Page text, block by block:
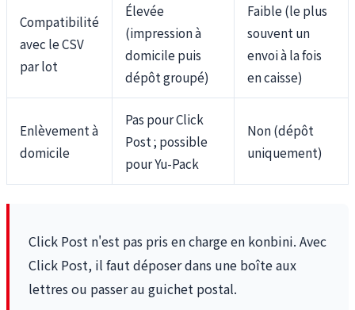
Compatibilité
avec le CSV
par lot
Élevée
(impression à
domicile puis
dépôt groupé)
Faible (le plus
souvent un
envoi à la fois
en caisse)
Enlèvement à
domicile
Pas pour Click
Post ; possible
pour Yu-Pack
Non (dépôt
uniquement)
Click Post n'est pas pris en charge en konbini. Avec
Click Post, il faut déposer dans une boîte aux
lettres ou passer au guichet postal.